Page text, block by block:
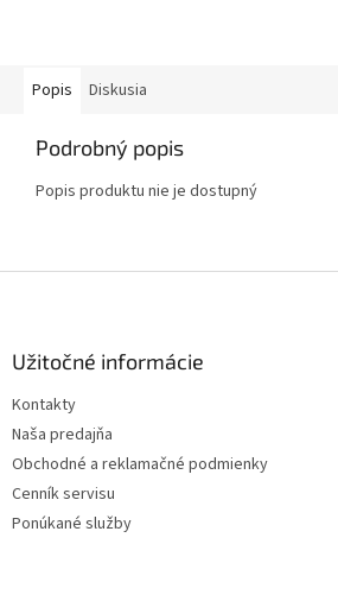
Popis Diskusia
Podrobný popis
Popis produktu nie je dostupný
Užitočné informácie
Kontakty
Naša predajňa
Obchodné a reklamačné podmienky
Cenník servisu
Ponúkané služby